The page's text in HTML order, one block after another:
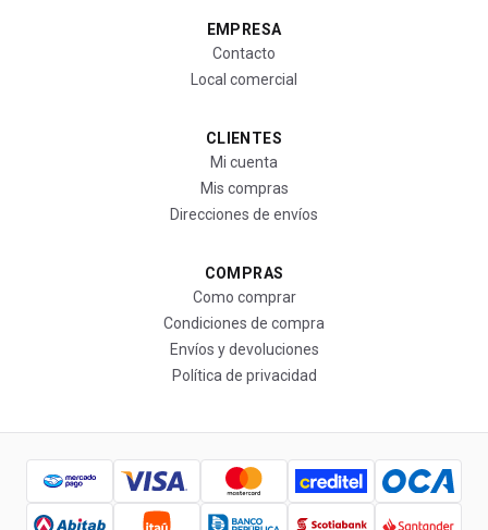
EMPRESA
Contacto
Local comercial
CLIENTES
Mi cuenta
Mis compras
Direcciones de envíos
COMPRAS
Como comprar
Condiciones de compra
Envíos y devoluciones
Política de privacidad